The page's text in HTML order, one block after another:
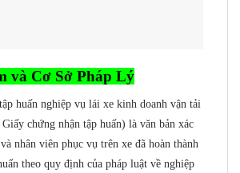
và Cơ Sở Pháp Lý
huấn nghiệp vụ lái xe kinh doanh vận tải
chứng nhận tập huấn) là văn bản xác
nhân viên phục vụ trên xe đã hoàn thành
theo quy định của pháp luật về nghiệp